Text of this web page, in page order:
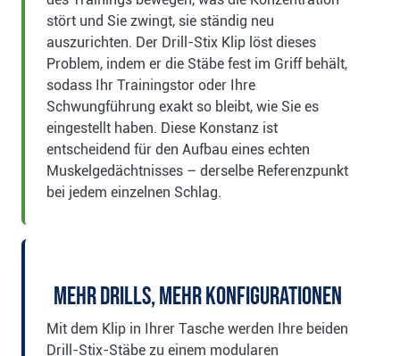
stört und Sie zwingt, sie ständig neu
auszurichten. Der Drill-Stix Klip löst dieses
Problem, indem er die Stäbe fest im Griff behält,
sodass Ihr Trainingstor oder Ihre
Schwungführung exakt so bleibt, wie Sie es
eingestellt haben. Diese Konstanz ist
entscheidend für den Aufbau eines echten
Muskelgedächtnisses – derselbe Referenzpunkt
bei jedem einzelnen Schlag.
Mehr Drills, mehr Konfigurationen
Mit dem Klip in Ihrer Tasche werden Ihre beiden
Drill-Stix-Stäbe zu einem modularen